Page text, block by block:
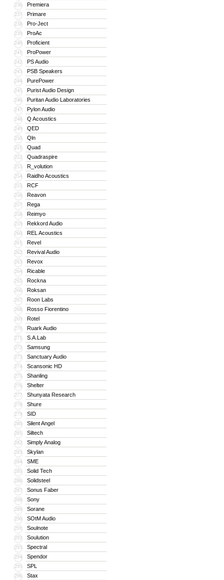
236 Premiera
237 Primare
238 Pro-Ject
239 ProAc
240 Proficient
241 ProPower
242 PS Audio
243 PSB Speakers
244 PurePower
245 Purist Audio Design
246 Puritan Audio Laboratories
247 Pylon Audio
248 Q Acoustics
249 QED
250 Qln
251 Quad
252 Quadraspire
253 R_volution
254 Raidho Acoustics
255 RCF
256 Reavon
257 Rega
258 Reimyo
259 Rekkord Audio
260 REL Acoustics
261 Revel
262 Revival Audio
263 Revox
264 Ricable
265 Rockna
266 Roksan
267 Roon Labs
268 Rosso Fiorentino
269 Rotel
270 Ruark Audio
271 S.A.Lab
272 Samsung
273 Sanctuary Audio
274 Scansonic HD
275 Shanling
276 Shelter
277 Shunyata Research
278 Shure
279 SID
280 Silent Angel
281 Siltech
282 Simply Analog
283 Skylan
284 SME
285 Solid Tech
286 Solidsteel
287 Sonus Faber
288 Sony
289 Sorane
290 SOtM Audio
291 Soulnote
292 Soulution
293 Spectral
294 Spendor
295 SPL
296 Stax